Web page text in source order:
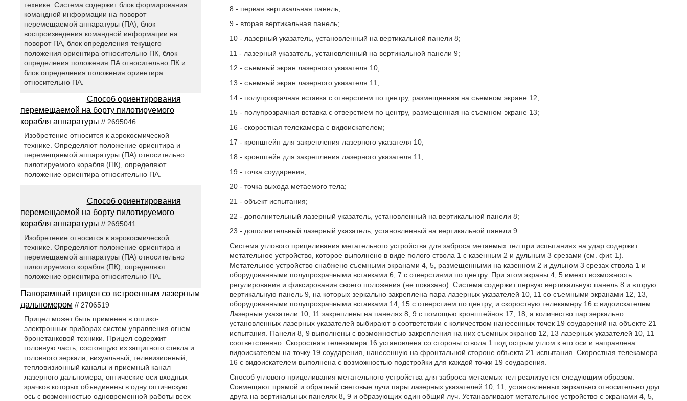
8 - первая вертикальная панель;
9 - вторая вертикальная панель;
10 - лазерный указатель, установленный на вертикальной панели 8;
11 - лазерный указатель, установленный на вертикальной панели 9;
12 - съемный экран лазерного указателя 10;
13 - съемный экран лазерного указателя 11;
14 - полупрозрачная вставка с отверстием по центру, размещенная на съемном экране 12;
15 - полупрозрачная вставка с отверстием по центру, размещенная на съемном экране 13;
16 - скоростная телекамера с видоискателем;
17 - кронштейн для закрепления лазерного указателя 10;
18 - кронштейн для закрепления лазерного указателя 11;
19 - точка соударения;
20 - точка выхода метаемого тела;
21 - объект испытания;
22 - дополнительный лазерный указатель, установленный на вертикальной панели 8;
23 - дополнительный лазерный указатель, установленный на вертикальной панели 9.
Система углового прицеливания метательного устройства для заброса метаемых тел при испытаниях на удар содержит
метательное устройство, которое выполнено в виде полого ствола 1 с казенным 2 и дульным 3 срезами (см. фиг. 1).
Метательное устройство снабжено съемными экранами 4, 5, размещенными на казенном 2 и дульном 3 срезах ствола 1 и
оборудованными полупрозрачными вставками 6, 7 с отверстиями по центру. При этом экраны 4, 5 имеют возможность
регулирования и фиксирования своего положения (не показано). Система содержит первую вертикальную панель 8 и вторую
вертикальную панель 9, на которых зеркально закреплена пара лазерных указателей 10, 11 со съемными экранами 12, 13,
оборудованными полупрозрачными вставками 14, 15 с отверстием по центру, и скоростную телекамеру 16 с видоискателем.
Лазерные указатели 10, 11 закреплены на панелях 8, 9 с помощью кронштейнов 17, 18, а количество пар зеркально
установленных лазерных указателей выбирают в соответствии с количеством нанесенных точек 19 соударений на объекте 21
испытания. Панели 8, 9 выполнены с возможностью закрепления на них съемных экранов 12, 13 лазерных указателей 10, 11
соответственно. Скоростная телекамера 16 установлена со стороны ствола 1 под острым углом к его оси и направлена
видоискателем на точку 19 соударения, нанесенную на фронтальной стороне объекта 21 испытания. Скоростная телекамера
16 с видоискателем выполнена с возможностью подстройки для каждой точки 19 соударения.
Способ углового прицеливания метательного устройства для заброса метаемых тел реализуется следующим образом.
Совмещают прямой и обратный световые лучи пары лазерных указателей 10, 11, установленных зеркально относительно друг
друга на вертикальных панелях 8, 9 и образующих один общий луч. Устанавливают метательное устройство с экранами 4, 5,
технике. Система содержит блок формирования
командной информации на поворот
перемещаемой аппаратуры (ПА), блок
воспроизведения командной информации на
поворот ПА, блок определения текущего
положения ориентира относительно ПК, блок
определения положения ПА относительно ПК и
блок определения положения ориентира
относительно ПА.
Способ ориентирования
перемещаемой на борту пилотируемого
корабля аппаратуры // 2695046
Изобретение относится к аэрокосмической
технике. Определяют положение ориентира и
перемещаемой аппаратуры (ПА) относительно
пилотируемого корабля (ПК), определяют
положение ориентира относительно ПА.
Способ ориентирования
перемещаемой на борту пилотируемого
корабля аппаратуры // 2695041
Изобретение относится к аэрокосмической
технике. Определяют положение ориентира и
перемещаемой аппаратуры (ПА) относительно
пилотируемого корабля (ПК), определяют
положение ориентира относительно ПА.
Панорамный прицел со встроенным лазерным
дальномером // 2706519
Прицел может быть применен в оптико-
электронных приборах систем управления огнем
бронетанковой техники. Прицел содержит
головную часть, состоящую из защитного стекла и
головного зеркала, визуальный, телевизионный,
тепловизионный каналы и приемный канал
лазерного дальномера, оптические оси входных
зрачков которых объединены в одну оптическую
ось с возможностью одновременной работы всех